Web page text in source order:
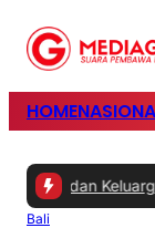
HOME
dan Keluarga
Bali